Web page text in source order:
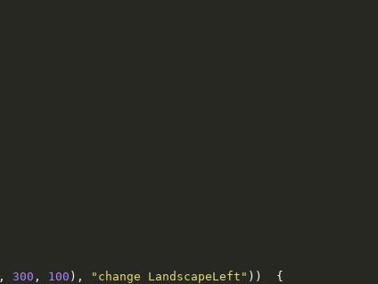
, 300 , 100 ), "change LandscapeLeft" ))  {